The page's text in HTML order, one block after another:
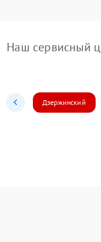
Наш сервисный
Дзержинский